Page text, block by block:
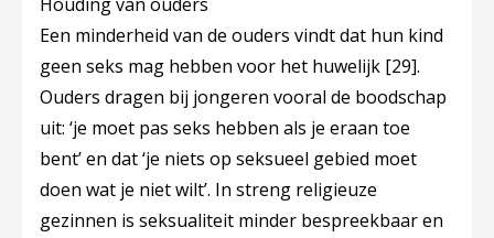
Een minderheid van de ouders vindt dat hun kind
geen seks mag hebben voor het huwelijk [29].
Ouders dragen bij jongeren vooral de boodschap
uit: ‘je moet pas seks hebben als je eraan toe
bent’ en dat ‘je niets op seksueel gebied moet
doen wat je niet wilt’. In streng religieuze
gezinnen is seksualiteit minder bespreekbaar en